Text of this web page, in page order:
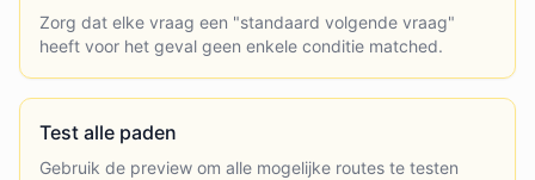
Zorg dat elke vraag een "standaard volgende vraag"
heeft voor het geval geen enkele conditie matched.
Test alle paden
Gebruik de preview om alle mogelijke routes te testen